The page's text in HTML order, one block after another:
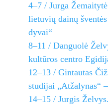
4–7 / Jurga
lietuvių dainų
dyvai“
8–11 / Danguolė
kultūros centro
12–13 / Gintautas
studijai „Atžalynas“
14–15 / Jurgis